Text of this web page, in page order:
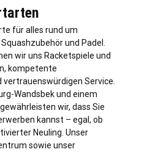
für alles rund um
und Padel.
wir uns Racketspiele und
kompetente
Service.
-Wandsbek und einem
wir, dass Sie
kannst – egal, ob
Neuling. Unser
sowie unser